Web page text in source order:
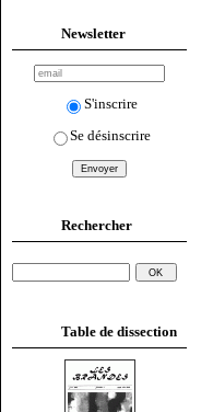
Newsletter
S'inscrire
Se désinscrire
Rechercher
Table de dissection